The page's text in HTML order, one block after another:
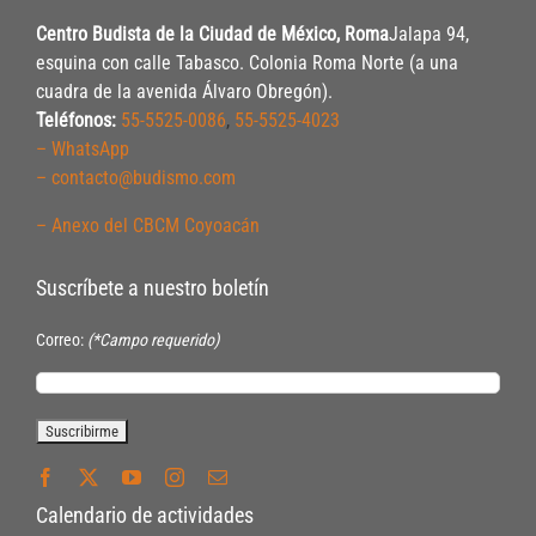
Centro Budista de la Ciudad de México, RomaJalapa 94,
esquina con calle Tabasco. Colonia Roma Norte (a una
cuadra de la avenida Álvaro Obregón).
Teléfonos: 55-5525-0086, 55-5525-4023
– WhatsApp
– contacto@budismo.com
– Anexo del CBCM Coyoacán
Suscríbete a nuestro boletín
Correo: (*Campo requerido)
Calendario de actividades